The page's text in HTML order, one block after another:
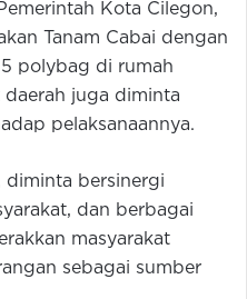
Kota Cilegon,
Tanam Cabai dengan
polybag di rumah
daerah juga diminta
pelaksanaannya.
diminta bersinergi
dan berbagai
masyarakat
sebagai sumber